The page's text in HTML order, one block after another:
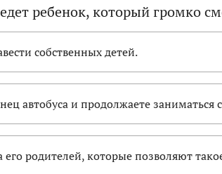
ребенок, который громко
собственных детей.
автобуса и продолжаете
родителей, которые позволяют